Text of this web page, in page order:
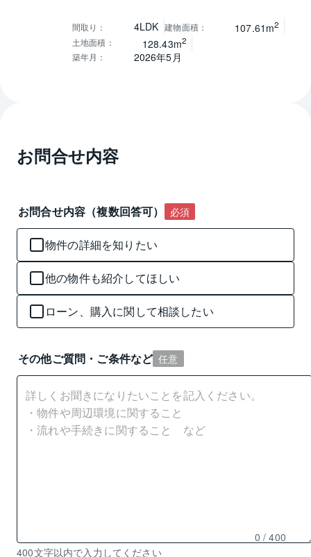
「京成津田沼」駅 バス7分「袖ケ浦四丁目」停 徒
歩4分
間取り ： 4LDK 建物面積： 107.61m2
土地面積 ： 128.43m2
築年月 ： 2026年5月
お問合せ内容
お問合せ内容（複数回答可） 必須
物件の詳細を知りたい
他の物件も紹介してほしい
ローン、購入に関して相談したい
その他ご質問・ご条件など 任意
残
0 / 400
400文字以内で入力してください